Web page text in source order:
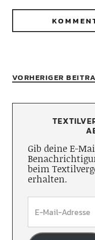
VORHERIGER
Gib deine E-
beim
erhalten.